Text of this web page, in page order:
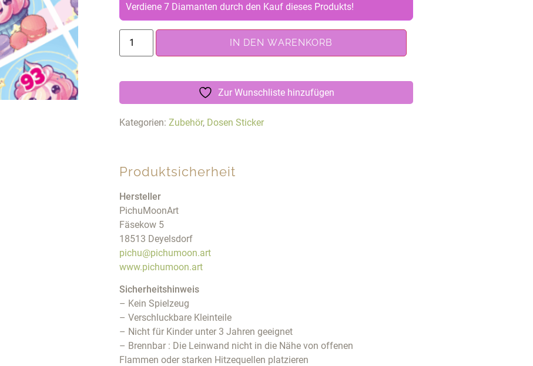
Verdiene 7 Diamanten durch den Kauf dieses Produkts!
IN DEN WARENKORB
Zur Wunschliste hinzufügen
Kategorien: Zubehör, Dosen Sticker
Produktsicherheit
Hersteller
PichuMoonArt
Fäsekow 5
18513 Deyelsdorf
pichu@pichumoon.art
www.pichumoon.art
Sicherheitshinweis
– Kein Spielzeug
– Verschluckbare Kleinteile
– Nicht für Kinder unter 3 Jahren geeignet
– Brennbar : Die Leinwand nicht in die Nähe von offenen
Flammen oder starken Hitzequellen platzieren